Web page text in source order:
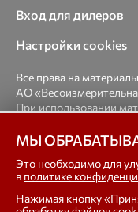
Вход для дилеров
Настройки cookies
Все права на
АО
При использовании
© 1998-2026
платформенные,
автомобильные весы,
тензодатчики
МЫ
Это необходимо для
в политике
Нажимая кнопку